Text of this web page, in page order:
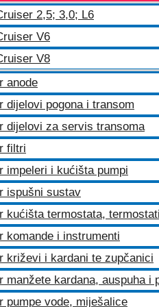
2,5; 3,0; L6
V6
V8
anode
dijelovi pogona i transom
dijelovi za servis transoma
filtri
impeleri i kućišta pumpi
ispušni sustav
kućišta termostata, termostati
komande i instrumenti
križevi i kardani te zupčanici
manžete kardana, auspuha i
pumpe vode, miješalice